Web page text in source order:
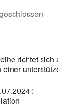
richtet
einer
: